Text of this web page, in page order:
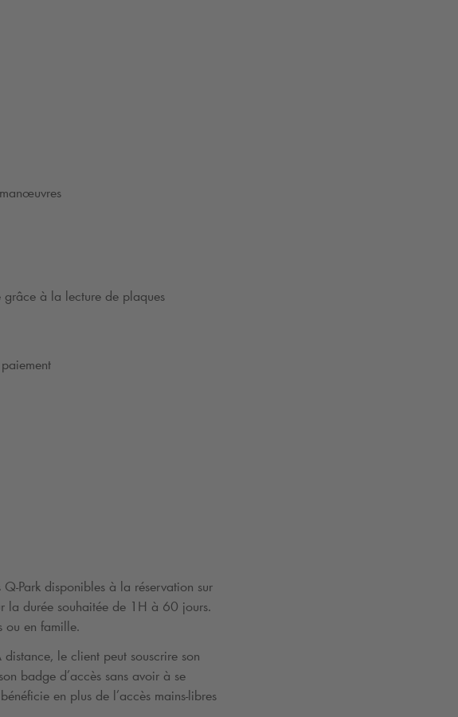
grâce à la lecture de plaques
Q-Park disponibles à la réservation sur
la durée souhaitée de 1H à 60 jours.
ou en famille.
le client peut souscrire son
badge d’accès sans avoir à se
en plus de l’accès mains-libres